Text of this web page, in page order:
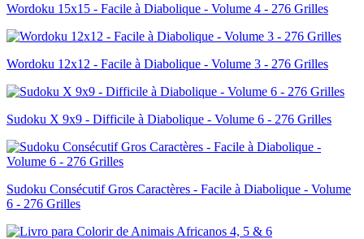
Wordoku 15x15 - Facile à Diabolique - Volume 4 - 276 Grilles
Wordoku 12x12 - Facile à Diabolique - Volume 3 - 276 Grilles
Sudoku X 9x9 - Difficile à Diabolique - Volume 6 - 276 Grilles
Sudoku Consécutif Gros Caractères - Facile à Diabolique - Volume
6 - 276 Grilles